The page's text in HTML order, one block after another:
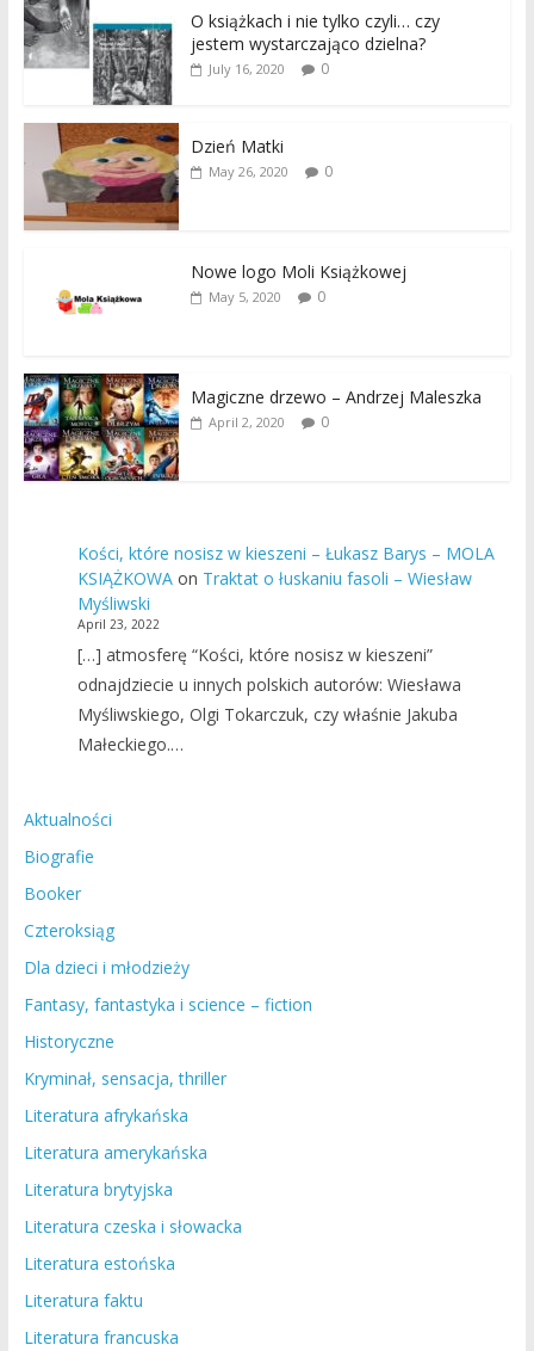
O książkach i nie tylko czyli… czy
jestem wystarczająco dzielna?
July 16, 2020 0
Dzień Matki
May 26, 2020 0
Nowe logo Moli Książkowej
May 5, 2020 0
Magiczne drzewo – Andrzej Maleszka
April 2, 2020 0
Kości, które nosisz w kieszeni – Łukasz Barys – MOLA
KSIĄŻKOWA on Traktat o łuskaniu fasoli – Wiesław
Myśliwski
April 23, 2022
[…] atmosferę “Kości, które nosisz w kieszeni”
odnajdziecie u innych polskich autorów: Wiesława
Myśliwskiego, Olgi Tokarczuk, czy właśnie Jakuba
Małeckiego.…
Aktualności
Biografie
Booker
Czteroksiąg
Dla dzieci i młodzieży
Fantasy, fantastyka i science – fiction
Historyczne
Kryminał, sensacja, thriller
Literatura afrykańska
Literatura amerykańska
Literatura brytyjska
Literatura czeska i słowacka
Literatura estońska
Literatura faktu
Literatura francuska